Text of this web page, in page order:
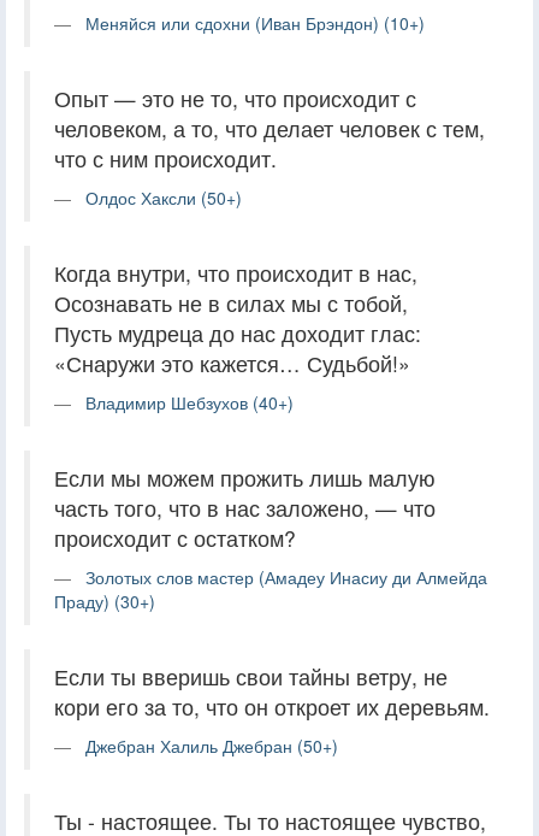
Меняйся или сдохни (Иван Брэндон) (10+)
Опыт — это не то, что происходит с
человеком, а то, что делает человек с тем,
что с ним происходит.
Олдос Хаксли (50+)
Когда внутри, что происходит в нас,
Осознавать не в силах мы с тобой,
Пусть мудреца до нас доходит глас:
«Снаружи это кажется… Судьбой!»
Владимир Шебзухов (40+)
Если мы можем прожить лишь малую
часть того, что в нас заложено, — что
происходит с остатком?
Золотых слов мастер (Амадеу Инасиу ди Алмейда
Праду) (30+)
Если ты вверишь свои тайны ветру, не
кори его за то, что он откроет их деревьям.
Джебран Халиль Джебран (50+)
Ты - настоящее. Ты то настоящее чувство,